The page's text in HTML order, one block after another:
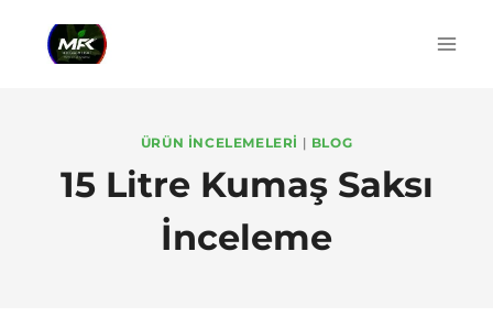
ÜRÜN İNCELEMELERI | BLOG
15 Litre Kumaş Saksı
İnceleme